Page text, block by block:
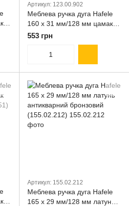
Артикул: 123.00.902
Меблева ручка дуга Hafele
160 х 31 мм/128 мм цамак
антикварний срібний
553 грн
Артикул: 155.02.212
Меблева ручка дуга Hafele
165 х 29 мм/128 мм латунь